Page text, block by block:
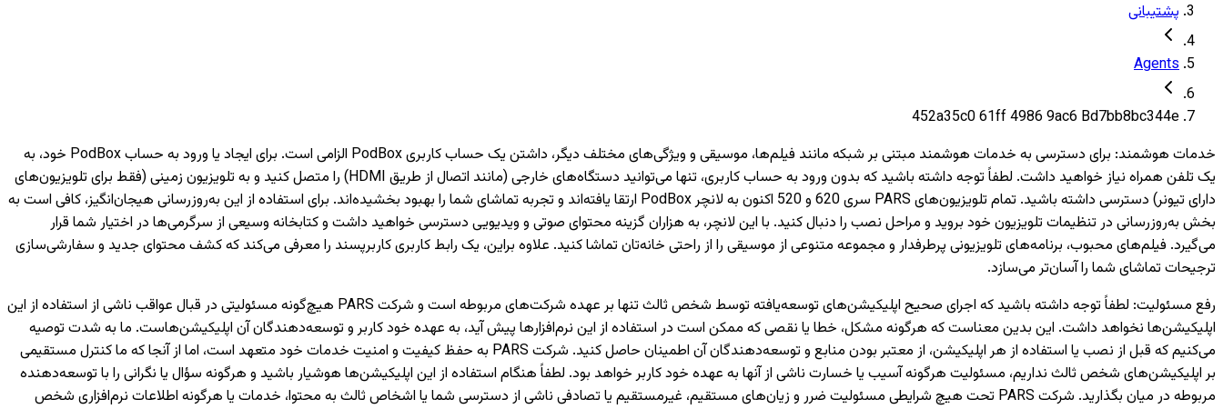
پشتیبانی
Agents
452a35c0 61ff 4986 9ac6 Bd7bb8bc344e
خدمات هوشمند:
برای دسترسی به خدمات هوشمند مبتنی بر شبکه مانند فیلم‌ها، موسیقی و ویژگی‌های مختلف دیگر، داشتن یک حساب کاربری PodBox الزامی است. برای ایجاد یا ورود به حساب PodBox خود، به
یک تلفن همراه نیاز خواهید داشت. لطفاً توجه داشته باشید که بدون ورود به حساب کاربری، تنها می‌توانید دستگاه‌های خارجی (مانند اتصال از طریق HDMI) را متصل کنید و به تلویزیون‌ زمینی (فقط برای تلویزیون‌های
دارای تیونر) دسترسی داشته باشید. تمام تلویزیون‌های PARS سری 620 و 520 اکنون به لانچر PodBox ارتقا یافته‌اند و تجربه تماشای شما را بهبود بخشیده‌اند. برای استفاده از این به‌روزرسانی هیجان‌انگیز، کافی است به
بخش به‌روزرسانی در تنظیمات تلویزیون خود بروید و مراحل نصب را دنبال کنید. با این لانچر، به هزاران گزینه محتوای صوتی و ویدیویی دسترسی خواهید داشت و کتابخانه وسیعی از سرگرمی‌ها در اختیار شما قرار
می‌گیرد. فیلم‌های محبوب، برنامه‌های تلویزیونی پرطرفدار و مجموعه متنوعی از موسیقی را از راحتی خانه‌تان تماشا کنید. علاوه براین، یک رابط کاربری کاربرپسند را معرفی می‌کند که کشف محتوای جدید و سفارشی‌سازی
ترجیحات تماشای شما را آسان‌تر می‌سازد.
رفع مسئولیت:
لطفاً توجه داشته باشید که اجرای صحیح اپلیکیشن‌های توسعه‌یافته توسط شخص ثالث تنها بر عهده شرکت‌های مربوطه است و شرکت PARS هیچ‌گونه مسئولیتی در قبال عواقب ناشی از استفاده از این
اپلیکیشن‌ها نخواهد داشت. این بدین معناست که هرگونه مشکل، خطا یا نقصی که ممکن است در استفاده از این نرم‌افزارها پیش آید، به عهده خود کاربر و توسعه‌دهندگان آن اپلیکیشن‌هاست. ما به شدت توصیه
می‌کنیم که قبل از نصب یا استفاده از هر اپلیکیشن، از معتبر بودن منابع و توسعه‌دهندگان آن اطمینان حاصل کنید. شرکت PARS به حفظ کیفیت و امنیت خدمات خود متعهد است، اما از آنجا که ما کنترل مستقیمی
بر اپلیکیشن‌های شخص ثالث نداریم، مسئولیت هرگونه آسیب یا خسارت ناشی از آنها به عهده خود کاربر خواهد بود. لطفاً هنگام استفاده از این اپلیکیشن‌ها هوشیار باشید و هرگونه سؤال یا نگرانی را با توسعه‌دهنده
مربوطه در میان بگذارید. شرکت PARS تحت هیچ شرایطی مسئولیت ضرر و زیان‌های مستقیم، غیرمستقیم یا تصادفی ناشی از دسترسی شما یا اشخاص ثالث به محتوا، خدمات یا هرگونه اطلاعات نرم‌افزاری شخص